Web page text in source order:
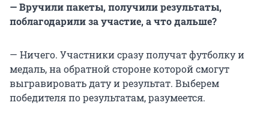
— Вручили пакеты, получили результаты,
поблагодарили за участие, а что дальше?
— Ничего. Участники сразу получат футболку и
медаль, на обратной стороне которой смогут
выгравировать дату и результат. Выберем
победителя по результатам, разумеется.